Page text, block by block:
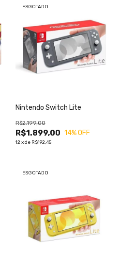
ESGOTADO
Nintendo Switch Lite
R$1.899,00
R$2.199,00
14% OFF
12xde R$192,45
ESGOTADO